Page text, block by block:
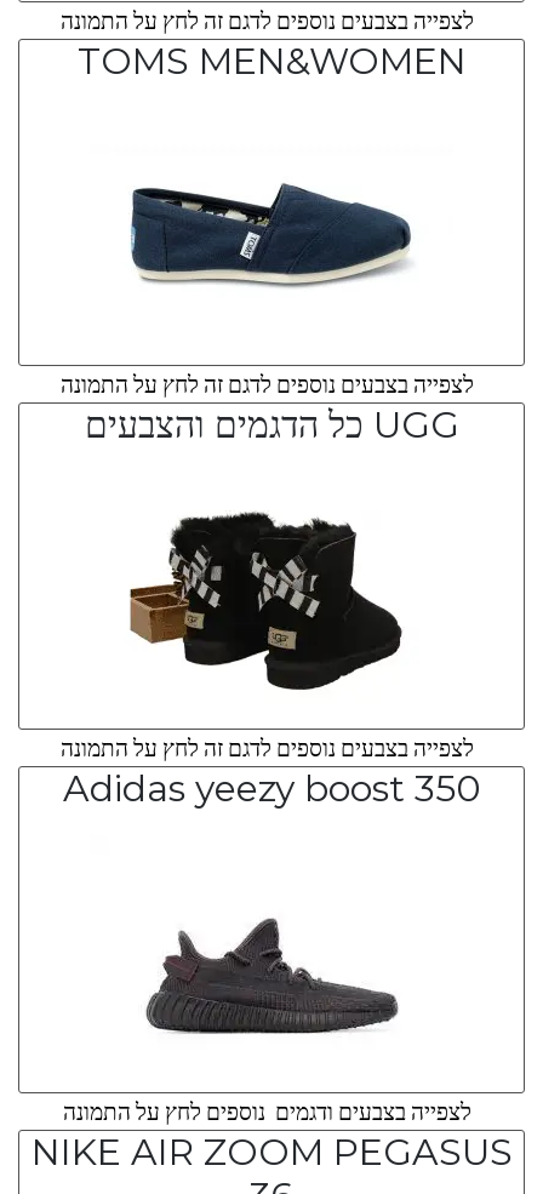
לצפייה בצבעים נוספים לדגם זה לחץ על התמונה
TOMS MEN&WOMEN
לצפייה בצבעים נוספים לדגם זה לחץ על התמונה
UGG כל הדגמים והצבעים
לצפייה בצבעים נוספים לדגם זה לחץ על התמונה
Adidas yeezy boost 350
לצפייה בצבעים ודגמים נוספים לחץ על התמונה
NIKE AIR ZOOM PEGASUS